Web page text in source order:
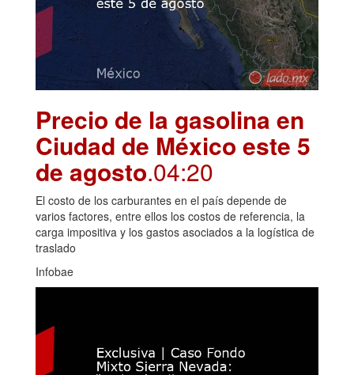
Precio de la gasolina en
Ciudad de México este 5
de agosto.04:20
El costo de los carburantes en el país depende de
varios factores, entre ellos los costos de referencia, la
carga impositiva y los gastos asociados a la logística de
traslado
Infobae